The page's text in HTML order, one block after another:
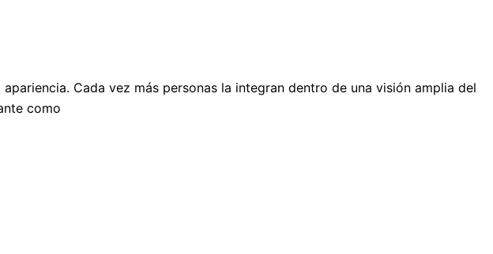
Cada vez más personas la integran dentro de una visión amplia del
como